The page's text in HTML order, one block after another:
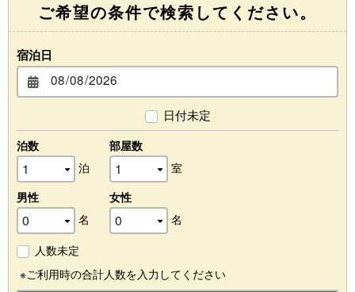
ご希望の条件で検索してください。
宿泊日
日付未定
泊数
泊
部屋数
室
男性
名
女性
名
人数未定
※ご利用時の合計人数を入力してください